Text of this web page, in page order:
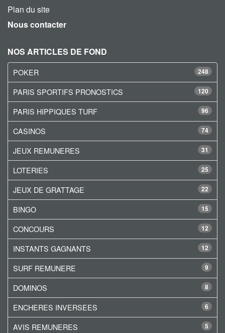
Plan du site
Nous contacter
NOS ARTICLES DE FOND
248
POKER
120
PARIS SPORTIFS PRONOSTICS
96
PARIS HIPPIQUES TURF
74
CASINOS
31
JEUX REMUNERES
25
LOTERIES
22
JEUX DE GRATTAGE
15
BINGO
12
CONCOURS
12
INSTANTS GAGNANTS
9
SURF REMUNERE
8
DOMINOS
6
ENCHERES INVERSEES
5
AVIS REMUNERES